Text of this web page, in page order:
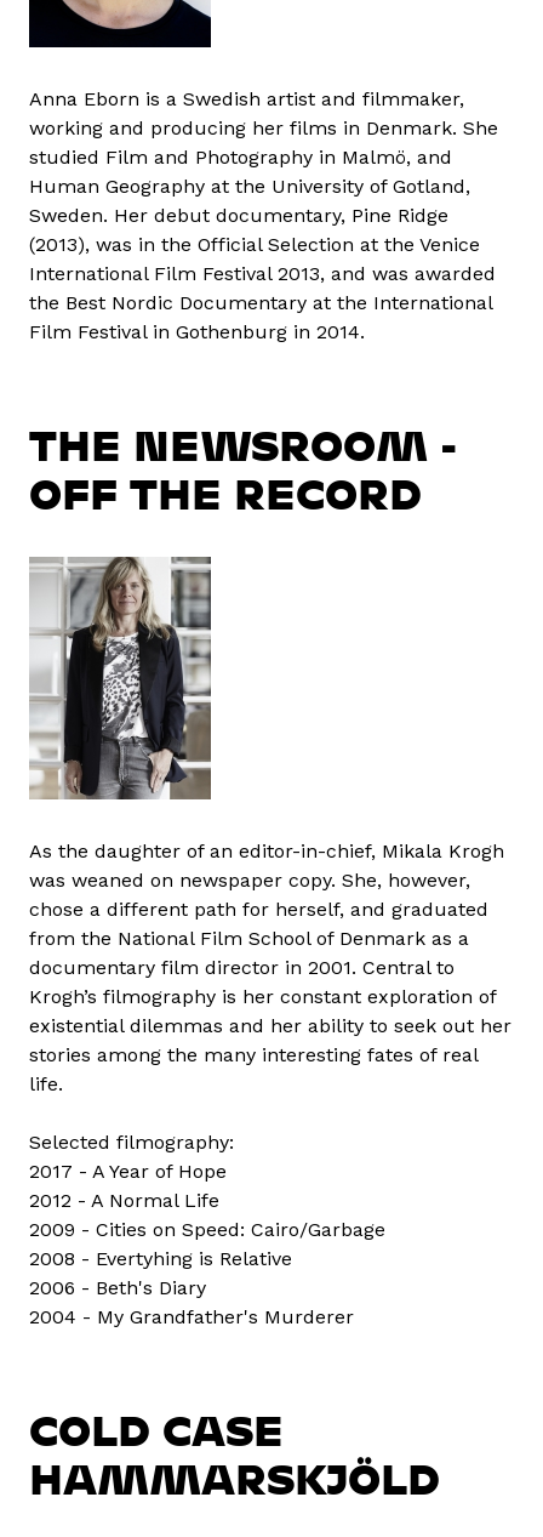
Anna Eborn is a Swedish artist and filmmaker,
working and producing her films in Denmark. She
studied Film and Photography in Malmö, and
Human Geography at the University of Gotland,
Sweden. Her debut documentary, Pine Ridge
(2013), was in the Official Selection at the Venice
International Film Festival 2013, and was awarded
the Best Nordic Documentary at the International
Film Festival in Gothenburg in 2014.
THE NEWSROOM -
OFF THE RECORD
As the daughter of an editor-in-chief, Mikala Krogh
was weaned on newspaper copy. She, however,
chose a different path for herself, and graduated
from the National Film School of Denmark as a
documentary film director in 2001. Central to
Krogh’s filmography is her constant exploration of
existential dilemmas and her ability to seek out her
stories among the many interesting fates of real
life.
Selected filmography:
2017 - A Year of Hope
2012 - A Normal Life
2009 - Cities on Speed: Cairo/Garbage
2008 - Evertyhing is Relative
2006 - Beth's Diary
2004 - My Grandfather's Murderer
COLD CASE
HAMMARSKJÖLD